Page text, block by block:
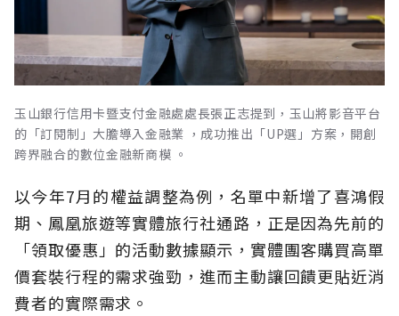
玉山銀行信用卡暨支付金融處處長張正志提到，玉山將影音平台
的「訂閱制」大膽導入金融業 ，成功推出「UP選」方案，開創
跨界融合的數位金融新商模 。
以今年7月的權益調整為例，名單中新增了喜鴻假
期、鳳凰旅遊等實體旅行社通路，正是因為先前的
「領取優惠」的活動數據顯示，實體團客購買高單
價套裝行程的需求強勁，進而主動讓回饋更貼近消
費者的實際需求。